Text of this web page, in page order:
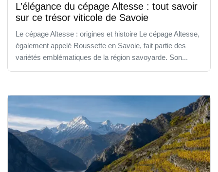
L’élégance du cépage Altesse : tout savoir
sur ce trésor viticole de Savoie
Le cépage Altesse : origines et histoire Le cépage Altesse,
également appelé Roussette en Savoie, fait partie des
variétés emblématiques de la région savoyarde. Son...